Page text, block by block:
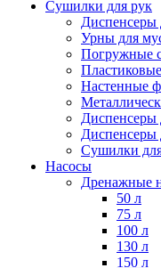
Сушилки для рук
Диспенсеры
Урны для
Погружные
Настенные
Диспенсеры
Диспенсеры
Сушилки
Насосы
Дренажные
50 л
75 л
100 л
130 л
150 л